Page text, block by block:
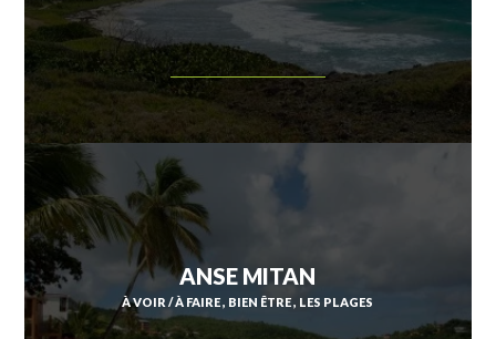
ANSE MITAN
À VOIR / À FAIRE BIEN ÊTRE LES PLAGES